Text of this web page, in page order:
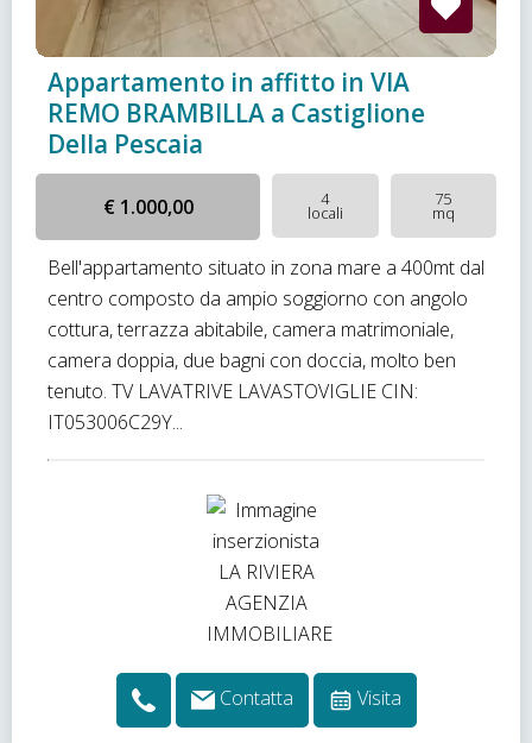
Appartamento in affitto in VIA
REMO BRAMBILLA a Castiglione
Della Pescaia
€ 1.000,00 4
locali
75
mq
Bell'appartamento situato in zona mare a 400mt dal
centro composto da ampio soggiorno con angolo
cottura, terrazza abitabile, camera matrimoniale,
camera doppia, due bagni con doccia, molto ben
tenuto. TV LAVATRIVE LAVASTOVIGLIE CIN:
IT053006C29Y...
Contatta Visita